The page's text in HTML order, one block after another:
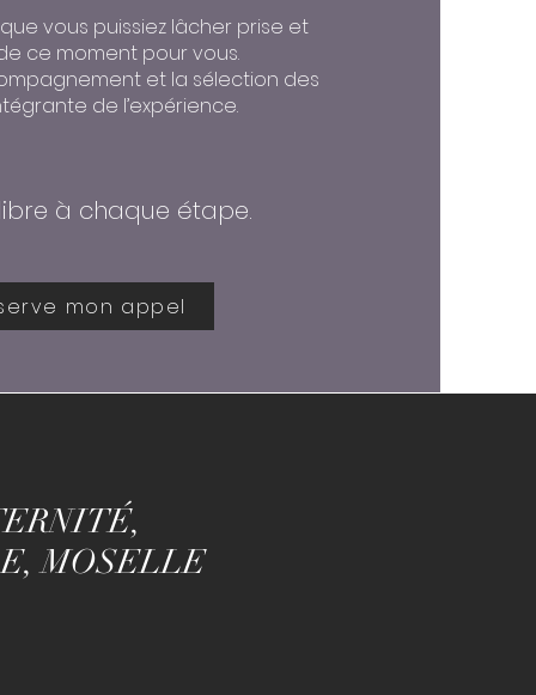
vous puissiez lâcher prise et
ce moment pour vous.
et la sélection des
de l’expérience.
à chaque étape.
mon appel
MOSELLE